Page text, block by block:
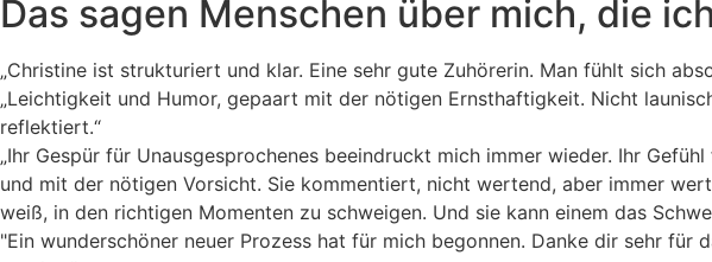
Das sagen Menschen über mich, die
„Christine ist strukturiert und klar. Eine sehr gute Zuhörerin. Man fühlt sich
„Leichtigkeit und Humor, gepaart mit der nötigen Ernsthaftigkeit. Nicht
reflektiert.“
„Ihr Gespür für Unausgesprochenes beeindruckt mich immer wieder. Ihr
und mit der nötigen Vorsicht. Sie kommentiert, nicht wertend, aber immer
weiß, in den richtigen Momenten zu schweigen. Und sie kann einem das
"Ein wunderschöner neuer Prozess hat für mich begonnen. Danke dir sehr